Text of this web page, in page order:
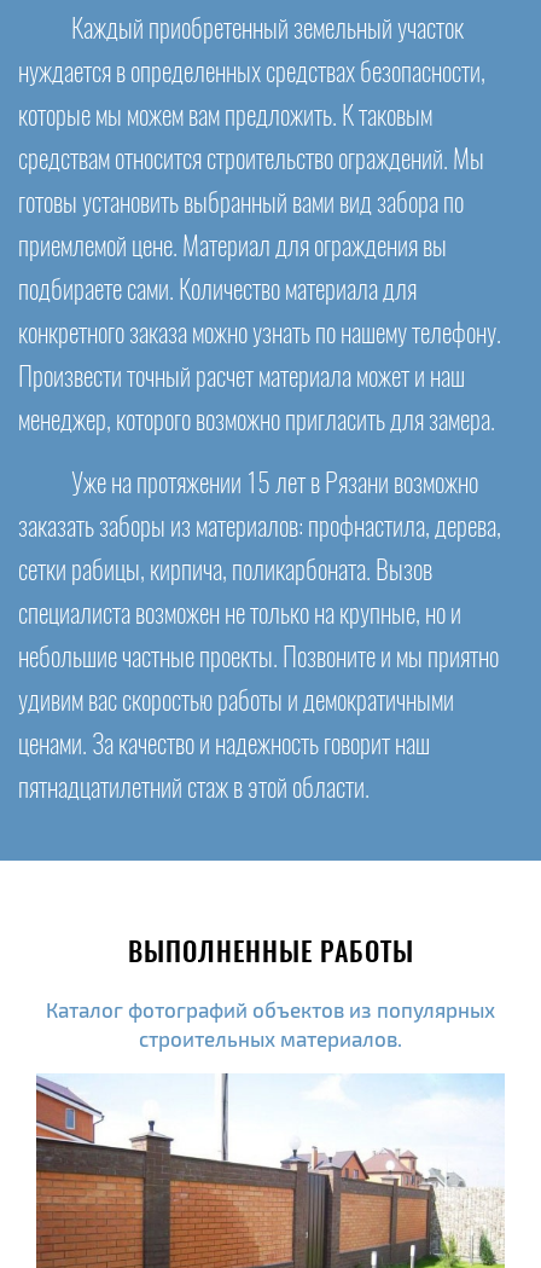
Каждый приобретенный земельный участок
нуждается в определенных средствах безопасности,
которые мы можем вам предложить. К таковым
средствам относится строительство ограждений. Мы
готовы установить выбранный вами вид забора по
приемлемой цене. Материал для ограждения вы
подбираете сами. Количество материала для
конкретного заказа можно узнать по нашему телефону.
Произвести точный расчет материала может и наш
менеджер, которого возможно пригласить для замера.
Уже на протяжении 15 лет в Рязани возможно
заказать заборы из материалов: профнастила, дерева,
сетки рабицы, кирпича, поликарбоната. Вызов
специалиста возможен не только на крупные, но и
небольшие частные проекты. Позвоните и мы приятно
удивим вас скоростью работы и демократичными
ценами. За качество и надежность говорит наш
пятнадцатилетний стаж в этой области.
ВЫПОЛНЕННЫЕ РАБОТЫ
Каталог фотографий объектов из популярных
строительных материалов.